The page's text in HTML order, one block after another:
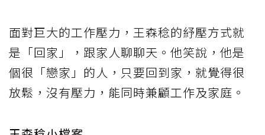
面對巨大的工作壓力，王森稔的紓壓方式就
是「回家」，跟家人聊聊天。他笑說，他是
個很「戀家」的人，只要回到家，就覺得很
放鬆，沒有壓力，能同時兼顧工作及家庭。